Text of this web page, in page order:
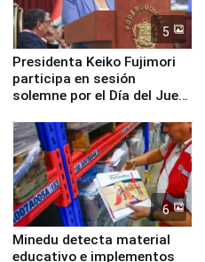
5
Presidenta Keiko Fujimori
participa en sesión
solemne por el Día del Juez
6
Minedu detecta material
educativo e implementos